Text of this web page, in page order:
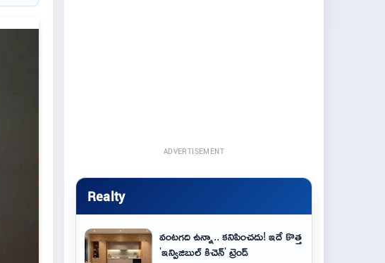
ADVERTISEMENT
Realty
వంటగది ఉన్నా.. కనిపించదు! ఇదే కొత్త
'ఇన్విజిబుల్ కిచెన్' ట్రెండ్